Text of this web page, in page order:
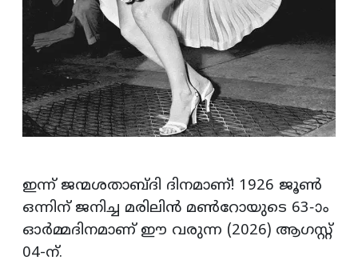
ഇന്ന് ജന്മശതാബ്ദി ദിനമാണ്! 1926 ജൂണ്‍
ഒന്നിന് ജനിച്ച മരിലിന്‍ മണ്‍റോയുടെ 63-ാം
ഓര്‍മ്മദിനമാണ് ഈ വരുന്ന (2026) ആഗസ്റ്റ്
04-ന്.